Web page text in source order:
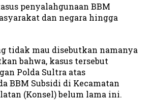
penyalahgunaan BBM
dan negara hingga
tidak mau disebutkan namanya
bahwa, kasus tersebut
Polda Sultra atas
BBM Subsidi di Kecamatan
(Konsel) belum lama ini.